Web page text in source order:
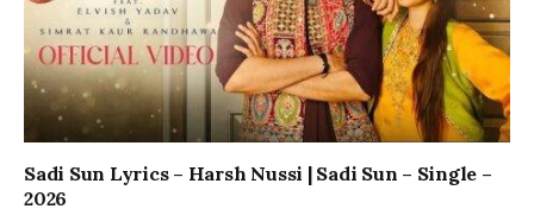
Sadi Sun Lyrics – Harsh Nussi | Sadi Sun – Single –
2026